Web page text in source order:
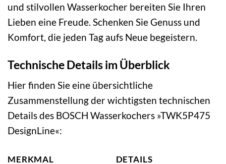
und stilvollen Wasserkocher bereiten Sie Ihren
Lieben eine Freude. Schenken Sie Genuss und
Komfort, die jeden Tag aufs Neue begeistern.
Technische Details im Überblick
Hier finden Sie eine übersichtliche
Zusammenstellung der wichtigsten technischen
Details des BOSCH Wasserkochers »TWK5P475
DesignLine«:
MERKMAL DETAILS